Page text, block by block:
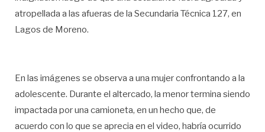
atropellada a las afueras de la Secundaria Técnica 127, en
Lagos de Moreno.
En las imágenes se observa a una mujer confrontando a la
adolescente. Durante el altercado, la menor termina siendo
impactada por una camioneta, en un hecho que, de
acuerdo con lo que se aprecia en el video, habría ocurrido